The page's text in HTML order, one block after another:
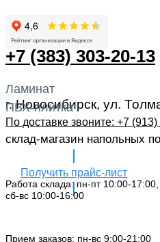
+7 (383) 303-20-13
г. Новосибирск, ул.
По доставке звоните: +7
склад-магазин напольных
Получить прайс-лист
Работа склада: пн-пт 10:00-17:00,
сб-вс 10:00-16:00
Прием заказов: пн-вс 9:00-21:00
Ламинат
ПВХ-плитка